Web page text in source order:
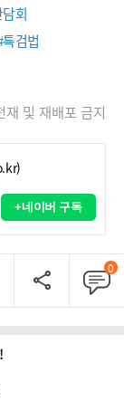
회
검법
및 재배포 금지
+네이버 구독
0